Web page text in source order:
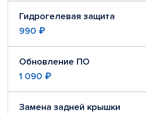
Гидрогелевая защита
990 ₽
Обновление ПО
1 090 ₽
Замена задней крышки